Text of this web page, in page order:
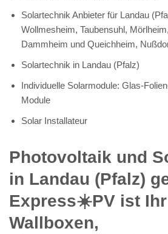
Solartechnik Anbieter für Landau
Wollmesheim, Taubensuhl,
Dammheim und Queichheim,
Solartechnik in Landau (Pfalz)
Individuelle Solarmodule: Glas-
Module
Solar Installateur
Photovoltaik und
in Landau (Pfalz)
Express☀️PV️ ist
Wallboxen,